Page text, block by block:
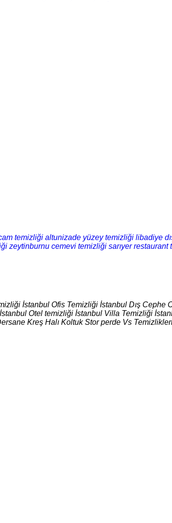
temizliği altunizade yüzey temizliği libadiye
zeytinburnu cemevi temizliği sarıyer restaurant
İstanbul Ofis Temizliği İstanbul Dış Cephe
Otel temizliği İstanbul Villa Temizliği
Kreş Halı Koltuk Stor perde Vs